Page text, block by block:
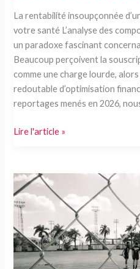
La rentabilité insoupçonnée
votre santé L’analyse des
un paradoxe fascinant
Beaucoup perçoivent la
comme une charge lourde, alors
redoutable d’optimisation
reportages menés en 2026,
Pourquoi
en
salle
de
sport
change-
t-
il
Lire l'article »